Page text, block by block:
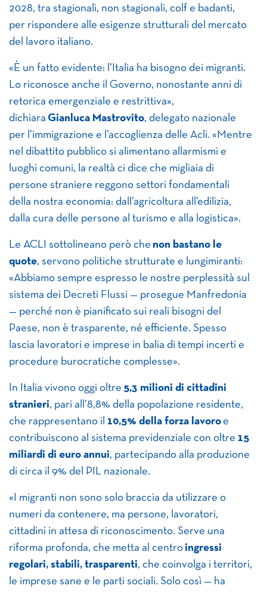
2028, tra stagionali, non stagionali, colf e badanti,
per rispondere alle esigenze strutturali del mercato
del lavoro italiano.
«È un fatto evidente: l’Italia ha bisogno dei migranti.
Lo riconosce anche il Governo, nonostante anni di
retorica emergenziale e restrittiva»,
dichiara Gianluca Mastrovito, delegato nazionale
per l’immigrazione e l’accoglienza delle Acli. «Mentre
nel dibattito pubblico si alimentano allarmismi e
luoghi comuni, la realtà ci dice che migliaia di
persone straniere reggono settori fondamentali
della nostra economia: dall’agricoltura all’edilizia,
dalla cura delle persone al turismo e alla logistica».
Le ACLI sottolineano però che non bastano le
quote, servono politiche strutturate e lungimiranti:
«Abbiamo sempre espresso le nostre perplessità sul
sistema dei Decreti Flussi — prosegue Manfredonia
— perché non è pianificato sui reali bisogni del
Paese, non è trasparente, né efficiente. Spesso
lascia lavoratori e imprese in balia di tempi incerti e
procedure burocratiche complesse».
In Italia vivono oggi oltre 5,3 milioni di cittadini
stranieri, pari all’8,8% della popolazione residente,
che rappresentano il 10,5% della forza lavoro e
contribuiscono al sistema previdenziale con oltre 15
miliardi di euro annui, partecipando alla produzione
di circa il 9% del PIL nazionale.
«I migranti non sono solo braccia da utilizzare o
numeri da contenere, ma persone, lavoratori,
cittadini in attesa di riconoscimento. Serve una
riforma profonda, che metta al centroingressi
regolari, stabili, trasparenti, che coinvolga i territori,
le imprese sane e le parti sociali. Solo così — ha